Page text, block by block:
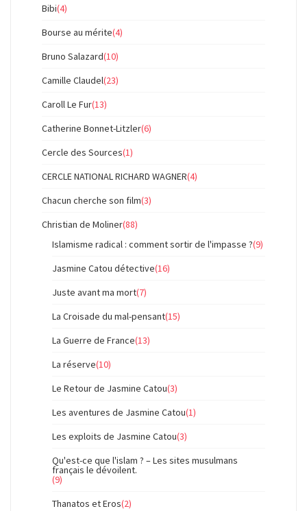
Bibi(4)
Bourse au mérite(4)
Bruno Salazard(10)
Camille Claudel(23)
Caroll Le Fur(13)
Catherine Bonnet-Litzler(6)
Cercle des Sources(1)
CERCLE NATIONAL RICHARD WAGNER(4)
Chacun cherche son film(3)
Christian de Moliner(88)
Islamisme radical : comment sortir de l'impasse ?(9)
Jasmine Catou détective(16)
Juste avant ma mort(7)
La Croisade du mal-pensant(15)
La Guerre de France(13)
La réserve(10)
Le Retour de Jasmine Catou(3)
Les aventures de Jasmine Catou(1)
Les exploits de Jasmine Catou(3)
Qu'est-ce que l'islam ? – Les sites musulmans
français le dévoilent.
(9)
Thanatos et Eros(2)